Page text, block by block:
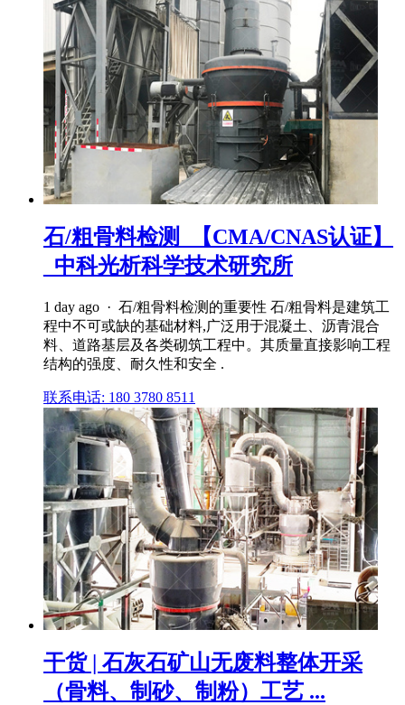
石/粗骨料检测_【CMA/CNAS认证】
_中科光析科学技术研究所
1 day ago · 石/粗骨料检测的重要性 石/粗骨料是建筑工
程中不可或缺的基础材料,广泛用于混凝土、沥青混合
料、道路基层及各类砌筑工程中。其质量直接影响工程
结构的强度、耐久性和安全 .
联系电话: 180 3780 8511
干货 | 石灰石矿山无废料整体开采
（骨料、制砂、制粉）工艺 ...